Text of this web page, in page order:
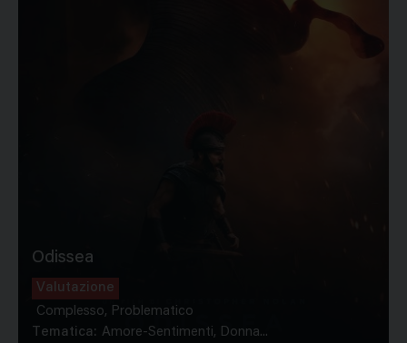
Odissea
Valutazione
Complesso, Problematico
Tematica: Amore-Sentimenti, Donna...